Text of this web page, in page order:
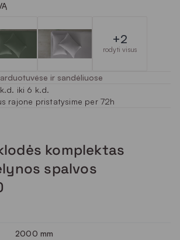
+2
rodyti visus
ir sandėliuose
iki 6 k.d.
rajone pristatysime per 72h
komplektas
spalvos
2000 mm